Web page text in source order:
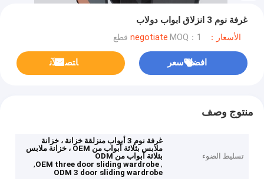
غرفة نوم 3 انزلاق ابواب دولاب
الأسعار：negotiate MOQ：1 قطع
افضل سعر ﺎﺘﺼﻟ ﺍﻶﻧ
منتوج وصف
تسليط الضوء
غرفة نوم 3 أبواب منزلقة خزانة ، خزانة
ملابس بثلاثة أبواب من OEM ، خزانة ملابس
بثلاثة أبواب من ODM
,
OEM three door sliding wardrobe
,
ODM 3 door sliding wardrobe